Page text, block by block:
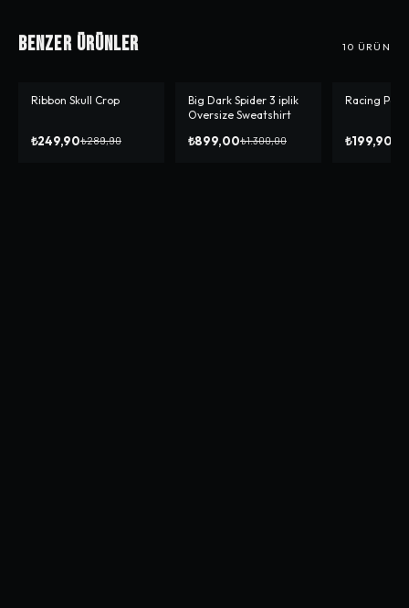
Benzer Ürünler 10 ÜRÜN
-%14
Ribbon Skull Crop
₺249,90₺289,90
-% 31
Big Dark Spider 3 iplik
Oversize Sweatshirt
₺899,00₺1.300,00
-%50
Racing
₺199,90